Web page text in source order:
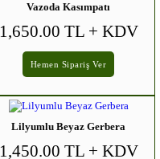
Vazoda Kasımpatı
1,650.00 TL + KDV
Hemen Sipariş Ver
Lilyumlu Beyaz Gerbera
1,450.00 TL + KDV